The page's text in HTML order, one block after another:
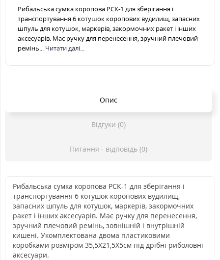
Рибальська сумка коропова РСК-1 для зберігання і
транспортування 6 котушок коропових вудилищ, запасних
шпуль для котушок, маркерів, закормочних ракет і інших
аксесуарів. Має ручку для перенесення, зручний плечовий
ремінь... Читати далі...
Опис
Відгуки (0)
Питання - відповідь (0)
Рибальська сумка коропова РСК-1 для зберігання і
транспортування 6 котушок коропових вудилищ,
запасних шпуль для котушок, маркерів, закормочних
ракет і інших аксесуарів. Має ручку для перенесення,
зручний плечовий ремінь, зовнішній і внутрішній
кишені. Укомплектована двома пластиковими
коробками розміром 35,5Х21,5Х5см під дрібні риболовні
аксесуари.